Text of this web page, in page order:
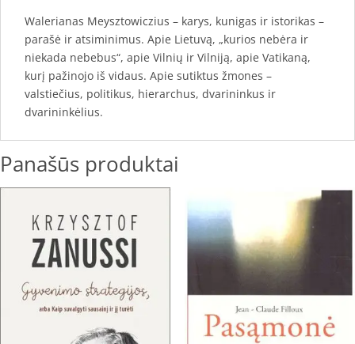
Walerianas Meysztowiczius – karys, kunigas ir istorikas –
parašė ir atsiminimus. Apie Lietuvą, „kurios nebėra ir
niekada nebebus“, apie Vilnių ir Vilniją, apie Vatikaną,
kurį pažinojo iš vidaus. Apie sutiktus žmones –
valstiečius, politikus, hierarchus, dvarininkus ir
dvarininkėlius.
Panašūs produktai